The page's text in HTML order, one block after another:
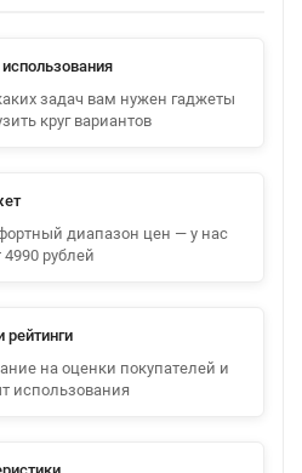
задач вам нужен гаджеты
круг вариантов
диапазон цен — у нас
рублей
рейтинги
на оценки покупателей и
использования